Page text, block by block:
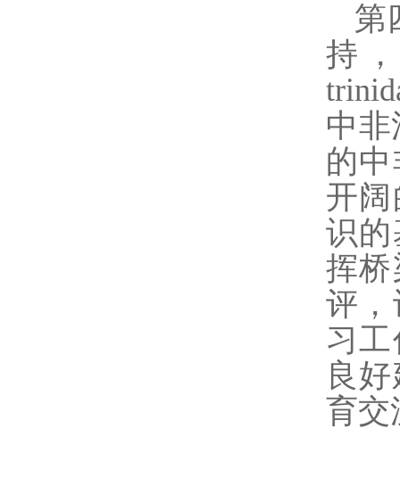
第
持
中
的
开
识
挥
评
习
良
育交